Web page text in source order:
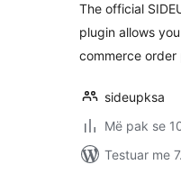
The official
plugin allows
commerce order
sideupksa
Më pak se
Testuar me